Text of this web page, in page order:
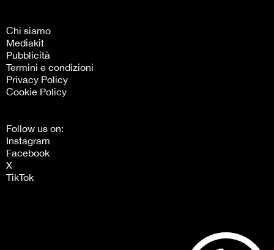
Chi siamo
Mediakit
Pubblicità
Termini e condizioni
Privacy Policy
Cookie Policy
Follow us on:
Instagram
Facebook
X
TikTok